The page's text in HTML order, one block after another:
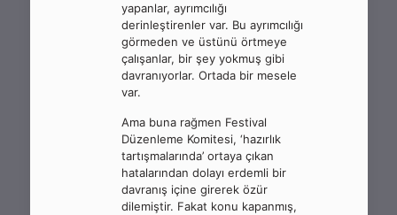
yapanlar, ayrımcılığı
derinleştirenler var. Bu ayrımcılığı
görmeden ve üstünü örtmeye
çalışanlar, bir şey yokmuş gibi
davranıyorlar. Ortada bir mesele
var.
Ama buna rağmen Festival
Düzenleme Komitesi, ‘hazırlık
tartışmalarında’ ortaya çıkan
hatalarından dolayı erdemli bir
davranış içine girerek özür
dilemiştir. Fakat konu kapanmış,